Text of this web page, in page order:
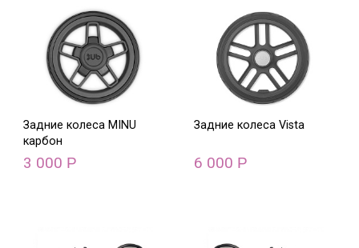
Задние колеса MINU
карбон
3 000 Р
Задние колеса Vista
6 000 Р